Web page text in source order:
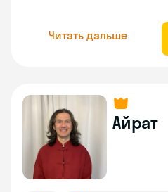
Читать дальше
Айрат